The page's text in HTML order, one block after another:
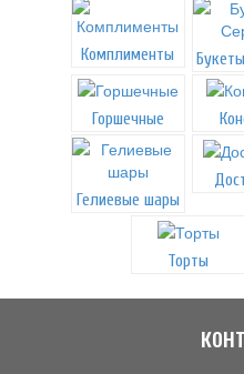
Комплименты
Горшечные
Гелиевые шары
Торты